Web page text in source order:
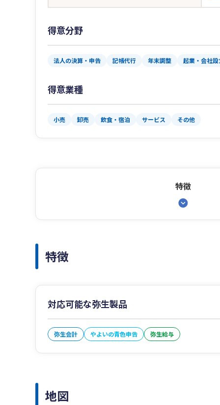
得意分野
法人の決算・申告 記帳代行 年末調整 起業・会社設
得意業種
小売 卸売 飲食・宿泊 サービス その他
特徴
特徴
対応可能な弥生製品
弥生会計 やよいの青色申告 弥生給与
地図